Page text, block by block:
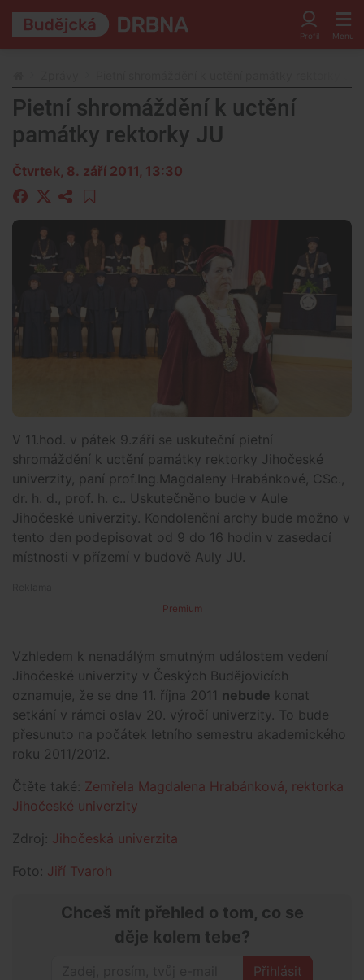
Pietní shromáždění k uctění
památky rektorky JU
Čtvrtek, 8. září 2011, 13:30
V 11.hod. v pátek 9.září se uskuteční pietní
shromáždění k uctění památky rektorky Jihočeské
univerzity, paní prof.Ing.Magdaleny Hrabánkové, CSc.,
dr. h. d., prof. h. c.. Uskutečněno bude v Aule
Jihočeské univerzity. Kondolenční archy bude možno v
tento den podepisovat od 9 do 16 hodin v zasedací
místnosti v přízemí v budově Auly JU.
Premium
Vzhledem k nenadálým smutným událostem vedení
Jihočeské univerzity v Českých Budějovicích
oznamuje, že se dne 11. října 2011 nebude konat
setkání v rámci oslav 20. výročí univerzity. To bude
přesunuto na počátek letního semestru akademického
roku 2011/2012.
Čtěte také: Zemřela Magdalena Hrabánková, rektorka
Jihočeské univerzity
Zdroj: Jihočeská univerzita
Foto: Jiří Tvaroh
Chceš mít přehled o tom, co se
děje kolem tebe?
Přihlásit